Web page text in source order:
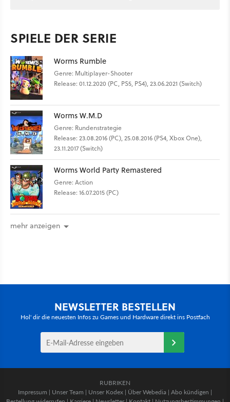
SPIELE DER SERIE
Worms Rumble
Genre: Multiplayer-Shooter
Release: 01.12.2020 (PC, PS5, PS4), 23.06.2021 (Switch)
Worms W.M.D
Genre: Rundenstrategie
Release: 23.08.2016 (PC), 25.08.2016 (PS4, Xbox One),
23.11.2017 (Switch)
Worms World Party Remastered
Genre: Action
Release: 16.07.2015 (PC)
mehr anzeigen
NEWSLETTER BESTELLEN
Hol' dir die neuesten Infos zu Games und Hardware direkt ins Postfach
RUBRIKEN
Impressum | Unser Team | Unser Kodex | Über Webedia | Abo kündigen |